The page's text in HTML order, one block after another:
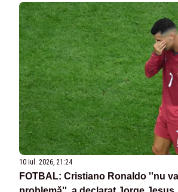
10 iul. 2026, 21:24
FOTBAL: Cristiano Ronaldo ''nu